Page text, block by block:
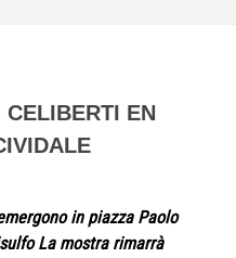
EN
in piazza Paolo
La mostra rimarrà